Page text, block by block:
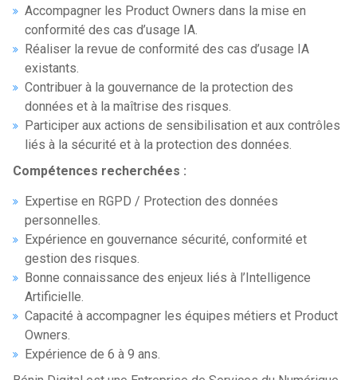
Accompagner les Product Owners dans la mise en
conformité des cas d’usage IA.
Réaliser la revue de conformité des cas d’usage IA
existants.
Contribuer à la gouvernance de la protection des
données et à la maîtrise des risques.
Participer aux actions de sensibilisation et aux contrôles
liés à la sécurité et à la protection des données.
Compétences recherchées :
Expertise en RGPD / Protection des données
personnelles.
Expérience en gouvernance sécurité, conformité et
gestion des risques.
Bonne connaissance des enjeux liés à l’Intelligence
Artificielle.
Capacité à accompagner les équipes métiers et Product
Owners.
Expérience de 6 à 9 ans.